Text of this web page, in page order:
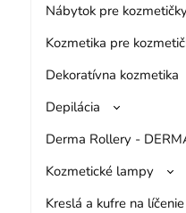
Nábytok pre
Kozmetika pre
Dekoratívna kozmetika
Depilácia
Derma Rollery -
Kozmetické lampy
Kreslá a kufre na líčenie